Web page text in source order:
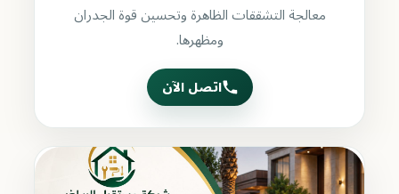
معالجة التشققات الظاهرة وتحسين قوة الجدران
ومظهرها.
اتصل الآن